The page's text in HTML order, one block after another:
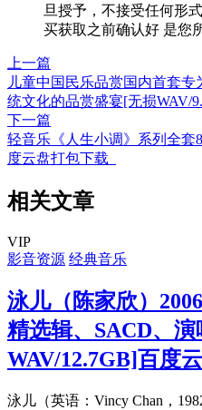
旦授予，不接受任何形
买获取之前确认好 是您
上一篇
儿童中国民乐品赏国内首套
统文化的品赏盛宴[无损WAV/
下一篇
轻音乐《人生小调》系列全套
度云盘打包下载
相关文章
VIP
影音资源 经典音乐
泳儿（陈家欣）
精选辑、SACD、
WAV/12.7GB]百度
泳儿（英语：Vincy Chan，